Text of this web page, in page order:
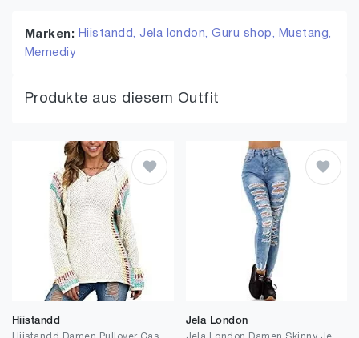
Marken: Hiistandd,Jela london,Guru shop, Mustang,
Memediy
Produkte aus diesem Outfit
Hiistandd
Jela London